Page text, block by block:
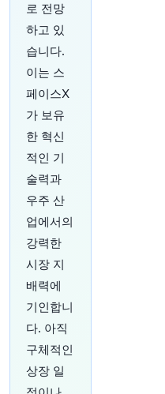
로 전망
하고 있
습니다.
이는 스
페이스X
가 보유
한 혁신
적인 기
술력과
우주 산
업에서의
강력한
시장 지
배력에
기인합니
다. 아직
구체적인
상장 일